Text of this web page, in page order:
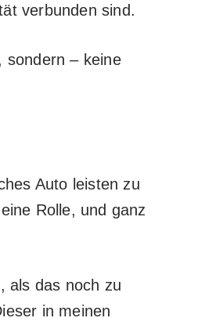
verbunden sind.
sondern – keine
Auto leisten zu
Rolle, und ganz
als das noch zu
in meinen